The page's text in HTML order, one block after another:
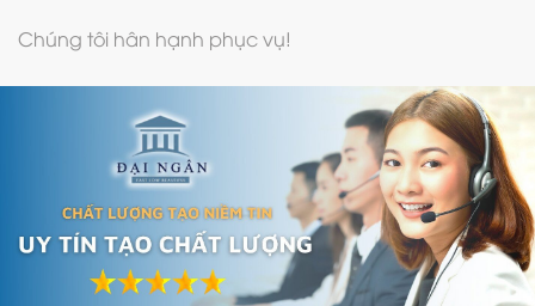
Chúng tôi hân hạnh phục vụ!